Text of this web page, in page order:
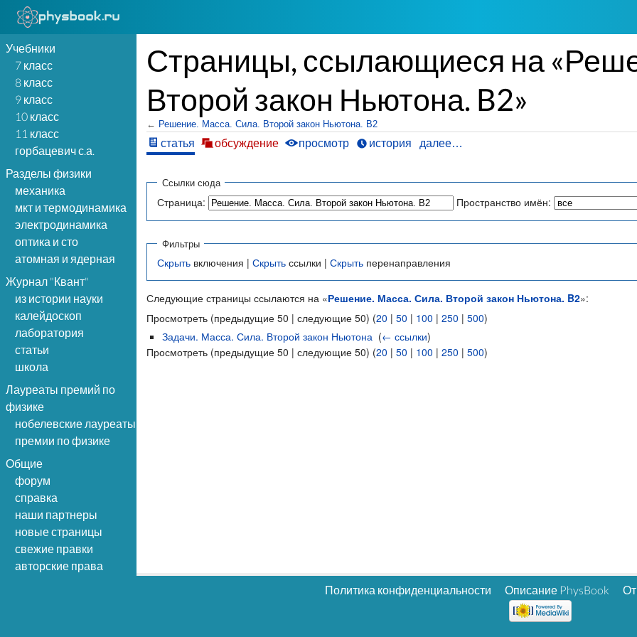
Учебники
7 класс
8 класс
9 класс
10 класс
11 класс
горбацевич с.а.
Разделы физики
механика
мкт и термодинамика
электродинамика
оптика и сто
атомная и ядерная
Журнал "Квант"
из истории науки
калейдоскоп
лаборатория
статьи
школа
Лауреаты премий по
физике
нобелевские лауреаты
премии по физике
Общие
форум
справка
наши партнеры
новые страницы
свежие правки
авторские права
Страницы, ссылающиеся на
Второй закон Ньютона. B2»
← Решение. Масса. Сила. Второй закон Ньютона. B2
статья обсуждение просмотр история далее…
Ссылки сюда
Страница: Пространство имён:
Фильтры
Скрыть включения | Скрыть ссылки | Скрыть перенаправления
Следующие страницы ссылаются на «Решение. Масса. Сила. Второй закон Ньютона. B2»:
Просмотреть (предыдущие 50 | следующие 50) (20 | 50 | 100 | 250 | 500)
Задачи. Масса. Сила. Второй закон Ньютона (← ссылки)
Просмотреть (предыдущие 50 | следующие 50) (20 | 50 | 100 | 250 | 500)
Политика конфиденциальности Описание PhysBook